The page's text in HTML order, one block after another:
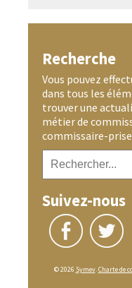
Recherche
Vous pouvez
dans tous les
trouver une
métier de
commissaire-
Suivez-nous
© 2026 Symev.Charte de